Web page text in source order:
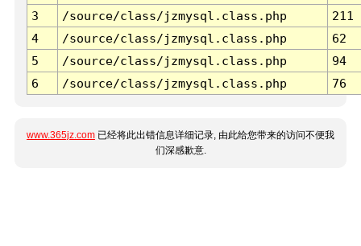
3 /source/class/jzmysql.class.php
211
4
/source/class/jzmysql.class.php
62
5
/source/class/jzmysql.class.php
94
6
/source/class/jzmysql.class.php 76
www.365jz.com 已经将此出错信息详细记录, 由此给您带来的访问不便我
们深感歉意.